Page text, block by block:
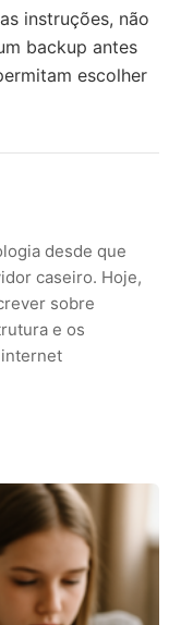
instruções, não
backup antes
escolher
desde que
caseiro. Hoje,
sobre
e os